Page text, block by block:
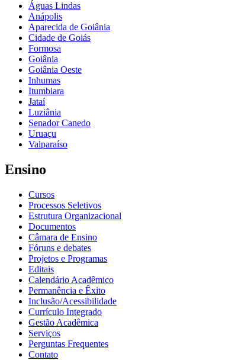
Águas Lindas
Anápolis
Aparecida de Goiânia
Cidade de Goiás
Formosa
Goiânia
Goiânia Oeste
Inhumas
Itumbiara
Jataí
Luziânia
Senador Canedo
Uruaçu
Valparaíso
Ensino
Cursos
Processos Seletivos
Estrutura Organizacional
Documentos
Câmara de Ensino
Fóruns e debates
Projetos e Programas
Editais
Calendário Acadêmico
Permanência e Êxito
Inclusão/Acessibilidade
Currículo Integrado
Gestão Acadêmica
Serviços
Perguntas Frequentes
Contato